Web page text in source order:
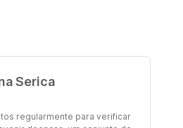
Serica
regularmente para verificar